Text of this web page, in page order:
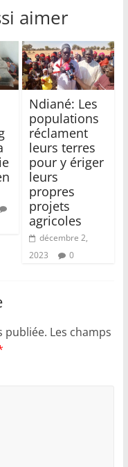
aimer
Ndiané: Les
populations
réclament
leurs terres
pour y ériger
leurs
propres
projets
agricoles
décembre 2,
2023
0
publiée. Les champs